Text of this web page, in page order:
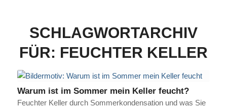
SCHLAGWORTARCHIV
FÜR: FEUCHTER KELLER
Warum ist im Sommer mein Keller feucht?
Feuchter Keller durch Sommerkondensation und was Sie